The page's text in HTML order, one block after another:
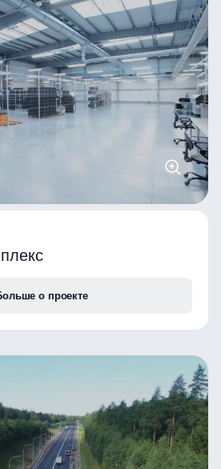
о проекте